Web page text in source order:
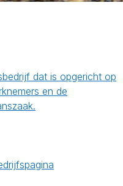
dat is opgericht op
en de